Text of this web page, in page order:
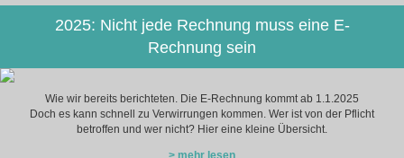
2025: Nicht jede Rechnung muss eine E-
Rechnung sein
Wie wir bereits berichteten. Die E-Rechnung kommt ab 1.1.2025
Doch es kann schnell zu Verwirrungen kommen. Wer ist von der Pflicht
betroffen und wer nicht? Hier eine kleine Übersicht.
> mehr lesen